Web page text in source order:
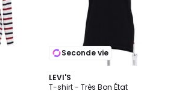
Seconde vie
LEVI'S
T-shirt - Très Bon État